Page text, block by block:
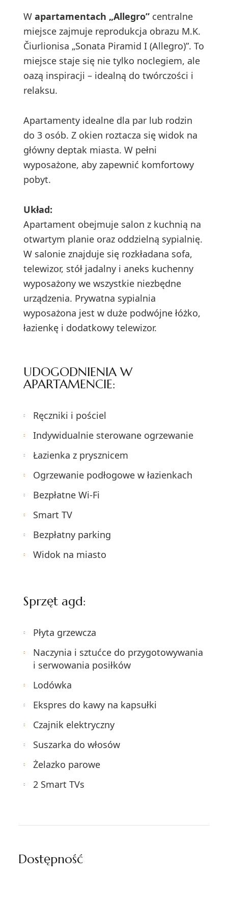
W apartamentach „Allegro”centralne
miejsce zajmuje reprodukcja obrazu M.K.
Čiurlionisa „Sonata Piramid I (Allegro)”. To
miejsce staje się nie tylko noclegiem, ale
oazą inspiracji – idealną do twórczości i
relaksu.
Apartamenty idealne dla par lub rodzin
do 3 osób. Z okien roztacza się widok na
główny deptak miasta. W pełni
wyposażone, aby zapewnić komfortowy
pobyt.
Układ:
Apartament obejmuje salon z kuchnią na
otwartym planie oraz oddzielną sypialnię.
W salonie znajduje się rozkładana sofa,
telewizor, stół jadalny i aneks kuchenny
wyposażony we wszystkie niezbędne
urządzenia. Prywatna sypialnia
wyposażona jest w duże podwójne łóżko,
łazienkę i dodatkowy telewizor.
UDOGODNIENIA W
APARTAMENCIE:
Ręczniki i pościel
Indywidualnie sterowane ogrzewanie
Łazienka z prysznicem
Ogrzewanie podłogowe w łazienkach
Bezpłatne Wi-Fi
Smart TV
Bezpłatny parking
Widok na miasto
Sprzęt agd:
Płyta grzewcza
Naczynia i sztućce do przygotowywania
i serwowania posiłków
Lodówka
Ekspres do kawy na kapsułki
Czajnik elektryczny
Suszarka do włosów
Żelazko parowe
2 Smart TVs
Dostępność